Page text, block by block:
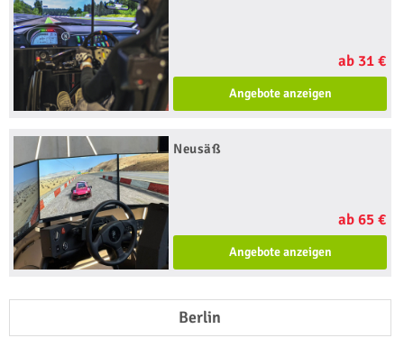
ab 31 €
Angebote anzeigen
Neusäß
ab 65 €
Angebote anzeigen
Berlin